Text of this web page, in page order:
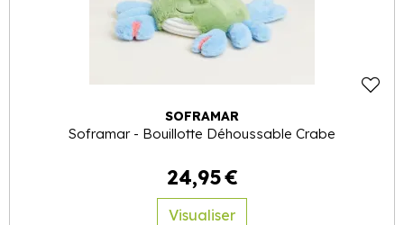
SOFRAMAR
Soframar - Bouillotte Déhoussable Crabe
24,95€
Visualiser